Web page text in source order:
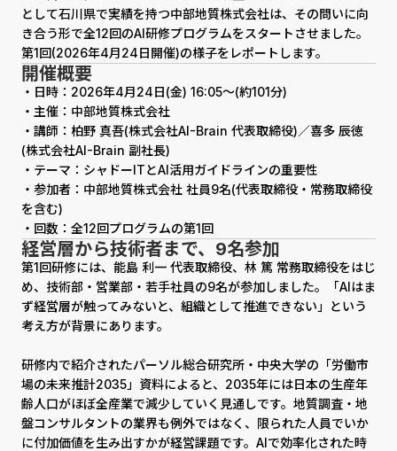
として石川県で実績を持つ中部地質株式会社は、その問いに向
き合う形で全12回のAI研修プログラムをスタートさせました。
第1回(2026年4月24日開催)の様子をレポートします。
開催概要
・日時：2026年4月24日(金) 16:05〜(約101分)
・主催：中部地質株式会社
・講師：柏野 真吾(株式会社AI-Brain 代表取締役)／喜多 辰徳
(株式会社AI-Brain 副社長)
・テーマ：シャドーITとAI活用ガイドラインの重要性
・参加者：中部地質株式会社 社員9名(代表取締役・常務取締役
を含む)
・回数：全12回プログラムの第1回
経営層から技術者まで、9名参加
第1回研修には、能島 利一 代表取締役、林 篤 常務取締役をはじ
め、技術部・営業部・若手社員の9名が参加しました。「AIはま
ず経営層が触ってみないと、組織として推進できない」という
考え方が背景にあります。
研修内で紹介されたパーソル総合研究所・中央大学の「労働市
場の未来推計2035」資料によると、2035年には日本の生産年
齢人口がほぼ全産業で減少していく見通しです。地質調査・地
盤コンサルタントの業界も例外ではなく、限られた人員でいか
に付加価値を生み出すかが経営課題です。AIで効率化された時